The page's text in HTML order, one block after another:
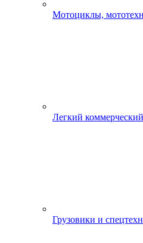
Мотоциклы,
Легкий
Грузовики и